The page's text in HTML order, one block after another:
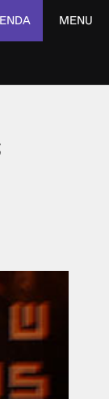
MENU